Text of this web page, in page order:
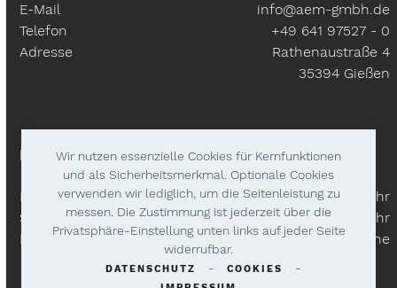
Wir nutzen essenzielle Cookies für Kernfunktionen
und als Sicherheitsmerkmal. Optionale Cookies
verwenden wir lediglich, um die Seitenleistung zu
messen. Die Zustimmung ist jederzeit über die
Privatsphäre-Einstellung unten links auf jeder Seite
widerrufbar.
DATENSCHUTZ - COOKIES -
E-Mail
info@aem-gmbh.de
Telefon
+49 641 97527 - 0
Adresse
Rathenaustraße 4
35394 Gießen
BÜROZEITEN
Mo – Fr:
9.30 Uhr - 18.00 Uhr
Samstags
9.30 Uhr - 14.00 Uhr
Lieferzeiten
Nach Absprache